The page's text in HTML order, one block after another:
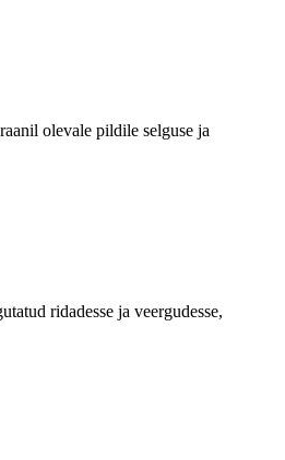
olevale pildile selguse ja
ridadesse ja veergudesse,